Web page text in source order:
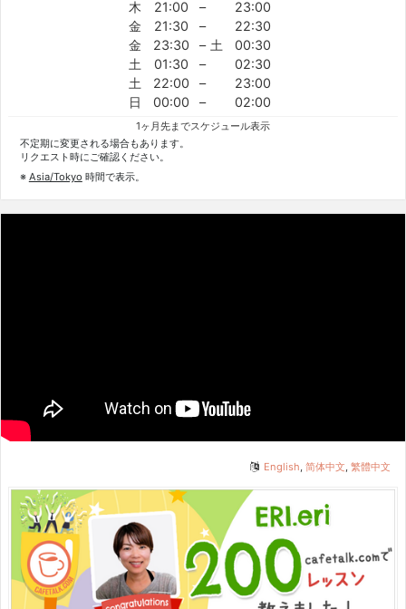
木
21:00 –
23:00
金
21:30 –
22:30
金
23:30 – 土
00:30
土
01:30 –
02:30
土
22:00 –
23:00
日
00:00 – 02:00
1ヶ月先までスケジュール表示
不定期に変更される場合もあります。
リクエスト時にご確認ください。
※ Asia/Tokyo 時間で表示。
English, 简体中文, 繁體中文